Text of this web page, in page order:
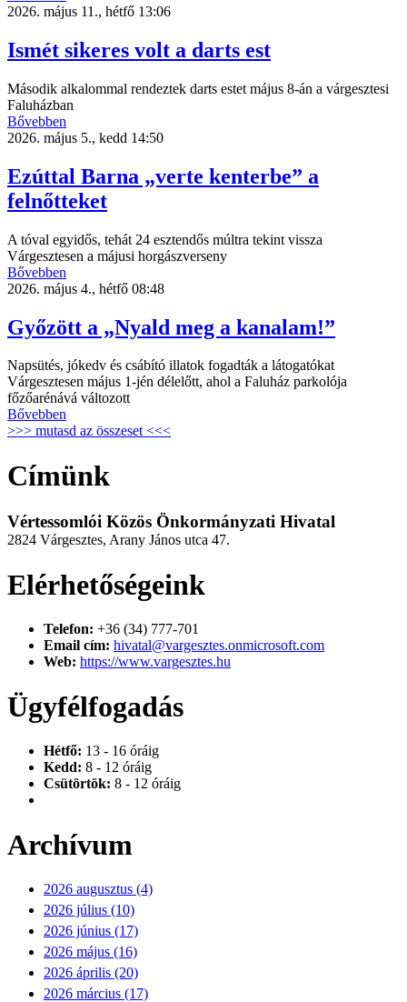
2026. május 11., hétfő 13:06
Ismét sikeres volt a darts est
Második alkalommal rendeztek darts estet május 8-án a várgesztesi
Faluházban
Bővebben
2026. május 5., kedd 14:50
Ezúttal Barna „verte kenterbe” a
felnőtteket
A tóval egyidős, tehát 24 esztendős múltra tekint vissza
Várgesztesen a májusi horgászverseny
Bővebben
2026. május 4., hétfő 08:48
Győzött a „Nyald meg a kanalam!”
Napsütés, jókedv és csábító illatok fogadták a látogatókat
Várgesztesen május 1-jén délelőtt, ahol a Faluház parkolója
főzőarénává változott
Bővebben
>>> mutasd az összeset <<<
Címünk
Vértessomlói Közös Önkormányzati Hivatal
2824 Várgesztes, Arany János utca 47.
Elérhetőségeink
Telefon: +36 (34) 777-701
Email cím: hivatal@vargesztes.onmicrosoft.com
Web: https://www.vargesztes.hu
Ügyfélfogadás
Hétfő: 13 - 16 óráig
Kedd: 8 - 12 óráig
Csütörtök: 8 - 12 óráig
Archívum
2026 augusztus (4)
2026 július (10)
2026 június (17)
2026 május (16)
2026 április (20)
2026 március (17)